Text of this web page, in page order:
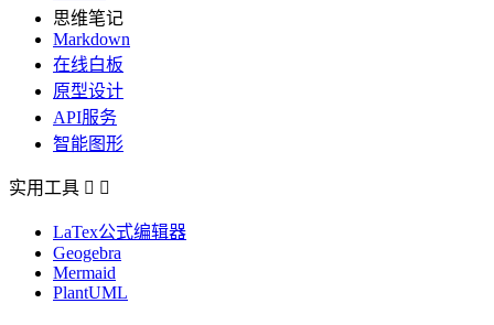
思维笔记
Markdown
在线白板
原型设计
API服务
智能图形
实用工具  
LaTex公式编辑器
Geogebra
Mermaid
PlantUML